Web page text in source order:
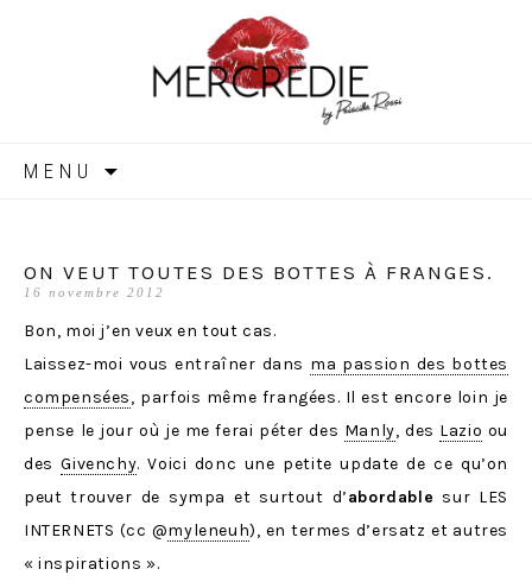
MERCREDIE
MENU
ON VEUT TOUTES DES BOTTES À FRANGES.
16 novembre 2012
Bon, moi j’en veux en tout cas.
Laissez-moi vous entraîner dans ma passion des bottes
compensées, parfois même frangées. Il est encore loin je
pense le jour où je me ferai péter des Manly, des Lazio ou
desGivenchy. Voici donc une petite update de ce qu’on
peut trouver de sympa et surtout d’abordable sur LES
INTERNETS (cc @myleneuh), en termes d’ersatz et autres
« inspirations ».